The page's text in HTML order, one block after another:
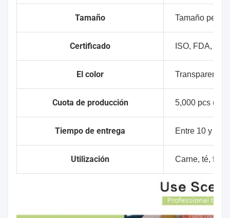
Tamaño Tamaño
Certificado ISO, FDA,
El color Transparente,
Cuota de producción 5,000 pcs (sin
Tiempo de entrega Entre 10 y 15
Utilización Carne, té,